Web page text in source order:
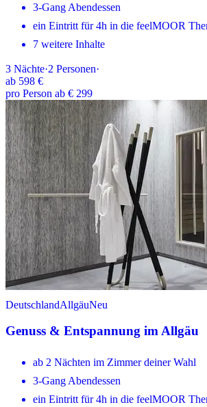
3-Gang Abendessen
ein Eintritt für 4h in die feelMOOR
7 weitere Inhalte
3 Nächte·2 Personen·
ab 598 €
pro Person ab € 299
DeutschlandAllgäuNeu
Genuss & Entspannung im Allgäu
ab 2 Nächten im Zimmer deiner Wahl
3-Gang Abendessen
ein Eintritt für 4h in die feelMOOR